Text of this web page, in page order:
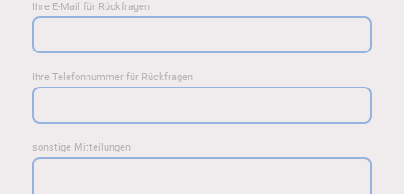
Ihre E-Mail für Rückfragen
Ihre Telefonnummer für Rückfragen
sonstige Mitteilungen